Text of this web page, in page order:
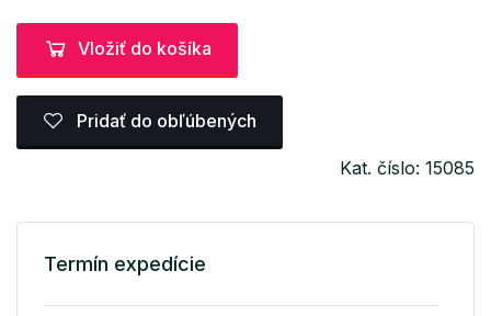
Vložiť do košíka
Pridať do obľúbených
Kat. číslo: 15085
Termín expedície